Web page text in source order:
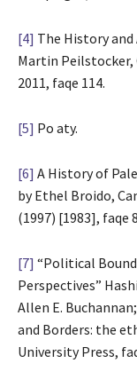
[4] The History and
Martin
2011, faqe 114.
[5] Po aty.
[6] A History of
by Ethel Broido,
(1997) [1983], faqe
[7] “Political
Perspectives”
Allen E.
and Borders: the
University Press,